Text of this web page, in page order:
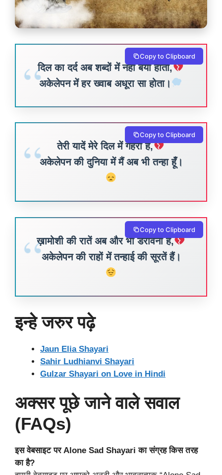
दिल का दर्द अब शब्दों में नहीं बयां होता,
अकेलेपन में हर ख्वाब अधूरा सा होता।
Copy to Clipboard
तेरी यादें मेरे दिल में गहरी हैं,
अकेलेपन की दुनिया में मैं अब भी तन्हा हूँ।
Copy to Clipboard
ख़ामोशी की रातें अब और भी डरावनी हैं,
अकेलेपन की राहों में तन्हाई की सूरतें हैं।
Copy to Clipboard
इन्हे जरुर पढ़े
Jaun Elia Shayari
Sahir Ludhianvi Shayari
Gulzar Shayari on Love in Hindi
अक्सर पूछे जाने वाले सवाल
(FAQs)
इस वेबसाइट पर Alone Sad Shayari का संग्रह किस तरह
का है?